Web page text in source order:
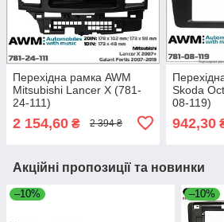
Перехідна рамка AWM
Mitsubishi Lancer X (781-
24-111)
2 154,60 ₴ 2 394 ₴
Skoda
08-119)
942,30
Акційні пропозиції та новинки
–10% –10%